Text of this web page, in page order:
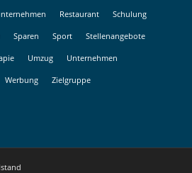
Restaurant Schulung
Sparen Sport Stellenangebote
Umzug Unternehmen
Werbung Zielgruppe